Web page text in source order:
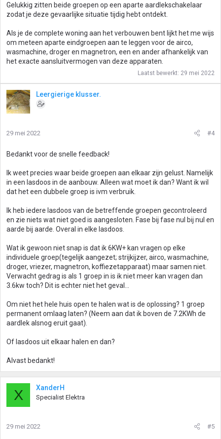
Gelukkig zitten beide groepen op een aparte aardlekschakelaar
zodat je deze gevaarlijke situatie tijdig hebt ontdekt.
Als je de complete woning aan het verbouwen bent lijkt het me wijs
om meteen aparte eindgroepen aan te leggen voor de airco,
wasmachine, droger en magnetron, een en ander afhankelijk van
het exacte aansluitvermogen van deze apparaten.
Laatst bewerkt: 29 mei 2022
Leergierige klusser.
29 mei 2022 #4
Bedankt voor de snelle feedback!
Ik weet precies waar beide groepen aan elkaar zijn gelust. Namelijk
in een lasdoos in de aanbouw. Alleen wat moet ik dan? Want ik wil
dat het een dubbele groep is ivm verbruik.
Ik heb iedere lasdoos van de betreffende groepen gecontroleerd
en zie niets wat niet goed is aangesloten. Fase bij fase nul bij nul en
aarde bij aarde. Overal in elke lasdoos.
Wat ik gewoon niet snap is dat ik 6KW+ kan vragen op elke
individuele groep(tegelijk aangezet; strijkijzer, airco, wasmachine,
droger, vriezer, magnetron, koffiezetapparaat) maar samen niet.
Verwacht gedrag is als 1 groep in is ik niet meer kan vragen dan
3.6kw toch? Dit is echter niet het geval...
Om niet het hele huis open te halen wat is de oplossing? 1 groep
permanent omlaag laten? (Neem aan dat ik boven de 7.2KWh de
aardlek alsnog eruit gaat).
Of lasdoos uit elkaar halen en dan?
Alvast bedankt!
X XanderH
Specialist Elektra
29 mei 2022 #5